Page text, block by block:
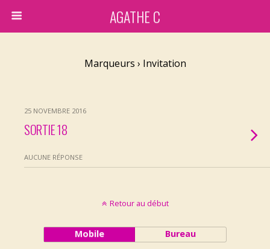
AGATHE C
Marqueurs › Invitation
25 NOVEMBRE 2016
SORTIE 18
AUCUNE RÉPONSE
Retour au début
Mobile Bureau